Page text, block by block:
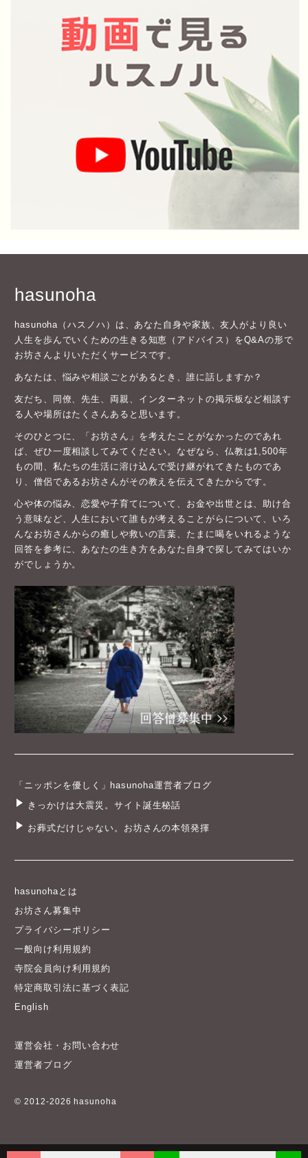
hasunoha
hasunoha（ハスノハ）は、あなた自身や家族、友人がより良い
人生を歩んでいくための生きる知恵（アドバイス）をQ&Aの形で
お坊さんよりいただくサービスです。
あなたは、悩みや相談ごとがあるとき、誰に話しますか？
友だち、同僚、先生、両親、インターネットの掲示板など相談す
る人や場所はたくさんあると思います。
そのひとつに、「お坊さん」を考えたことがなかったのであれ
ば、ぜひ一度相談してみてください。なぜなら、仏教は1,500年
もの間、私たちの生活に溶け込んで受け継がれてきたものであ
り、僧侶であるお坊さんがその教えを伝えてきたからです。
心や体の悩み、恋愛や子育てについて、お金や出世とは、助け合
う意味など、人生において誰もが考えることがらについて、いろ
んなお坊さんからの癒しや救いの言葉、たまに喝をいれるような
回答を参考に、あなたの生き方をあなた自身で探してみてはいか
がでしょうか。
「ニッポンを優しく」hasunoha運営者ブログ
きっかけは大震災。サイト誕生秘話
お葬式だけじゃない。お坊さんの本領発揮
hasunohaとは
お坊さん募集中
プライバシーポリシー
一般向け利用規約
寺院会員向け利用規約
特定商取引法に基づく表記
English
運営会社・お問い合わせ
運営者ブログ
© 2012-2026 hasunoha